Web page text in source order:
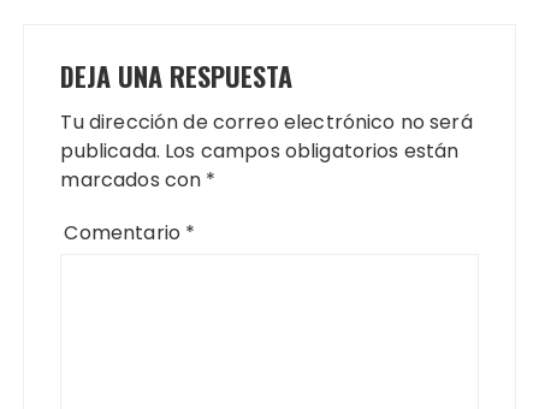
DEJA UNA RESPUESTA
Tu dirección de correo electrónico no será
publicada. Los campos obligatorios están
marcados con *
Comentario *